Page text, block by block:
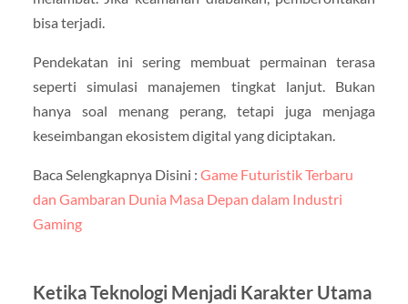
bisa terjadi.
Pendekatan ini sering membuat permainan terasa
seperti simulasi manajemen tingkat lanjut. Bukan
hanya soal menang perang, tetapi juga menjaga
keseimbangan ekosistem digital yang diciptakan.
Baca Selengkapnya Disini : Game Futuristik Terbaru
dan Gambaran Dunia Masa Depan dalam Industri
Gaming
Ketika Teknologi Menjadi Karakter Utama